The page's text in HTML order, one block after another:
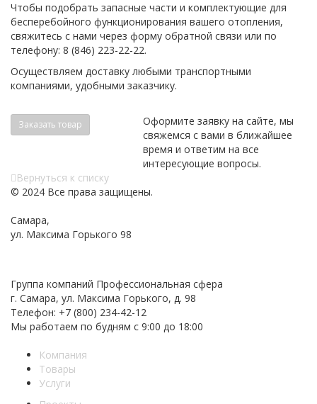
Чтобы подобрать запасные части и комплектующие для
бесперебойного функционирования вашего отопления,
свяжитесь с нами через форму обратной связи или по
телефону: 8 (846) 223-22-22.
Осуществляем доставку любыми транспортными
компаниями, удобными заказчику.
Заказать товар
Оформите заявку на сайте, мы
свяжемся с вами в ближайшее
время и ответим на все
интересующие вопросы.
Вернуться к списку
© 2024 Все права защищены.
Самара,
ул. Максима Горького 98
Группа компаний Профессиональная сфера
г. Самара, ул. Максима Горького, д. 98
Телефон: +7 (800) 234-42-12
Мы работаем по будням с 9:00 до 18:00
Компания
Товары
Услуги